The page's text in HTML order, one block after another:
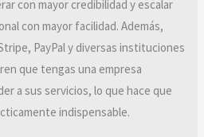
con mayor credibilidad y escalar
con mayor facilidad. Además,
PayPal y diversas instituciones
que tengas una empresa
a sus servicios, lo que hace que
indispensable.